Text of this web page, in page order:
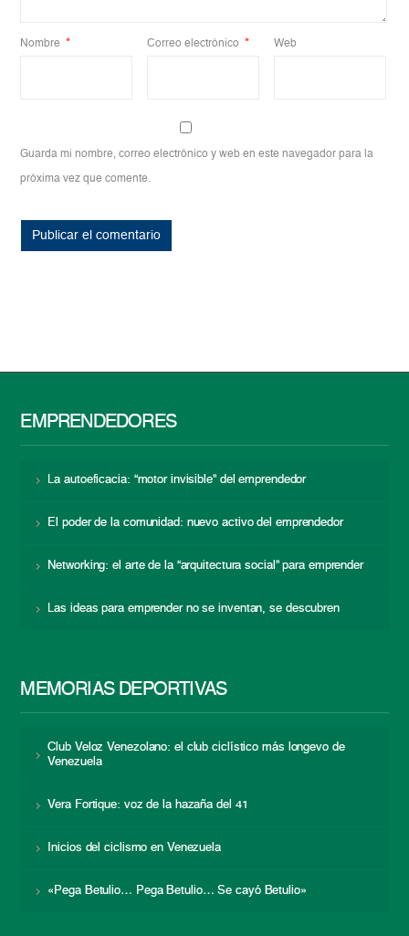
Nombre * Correo electrónico * Web
Guarda mi nombre, correo electrónico y web en este navegador para la
próxima vez que comente.
EMPRENDEDORES
La autoeficacia: “motor invisible” del emprendedor
El poder de la comunidad: nuevo activo del emprendedor
Networking: el arte de la “arquitectura social” para emprender
Las ideas para emprender no se inventan, se descubren
MEMORIAS DEPORTIVAS
Club Veloz Venezolano: el club ciclístico más longevo de
Venezuela
Vera Fortique: voz de la hazaña del 41
Inicios del ciclismo en Venezuela
«Pega Betulio… Pega Betulio… Se cayó Betulio»